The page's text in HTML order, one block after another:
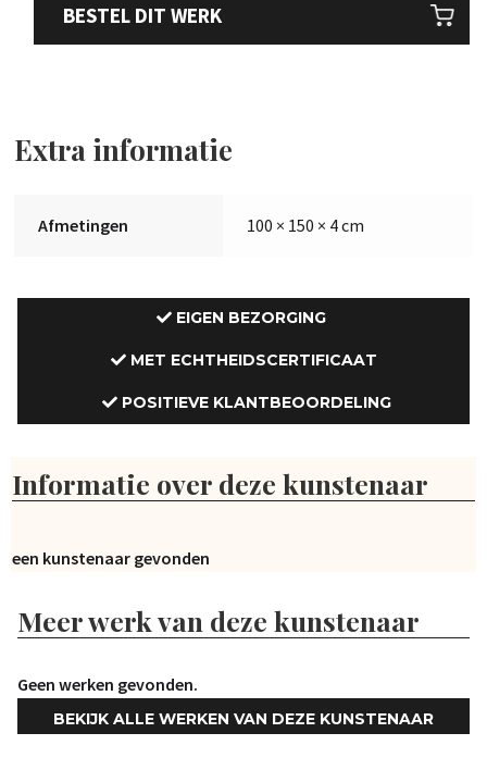
BESTEL DIT WERK
Extra informatie
Afmetingen 100 × 150 × 4 cm
EIGEN BEZORGING
MET ECHTHEIDSCERTIFICAAT
POSITIEVE KLANTBEOORDELING
Informatie over deze kunstenaar
Geen kunstenaar gevonden
Meer werk van deze kunstenaar
Geen werken gevonden.
BEKIJK ALLE WERKEN VAN DEZE KUNSTENAAR